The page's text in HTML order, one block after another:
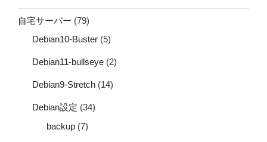
自宅サーバー (79)
Debian10-Buster (5)
Debian11-bullseye (2)
Debian9-Stretch (14)
Debian設定 (34)
backup (7)